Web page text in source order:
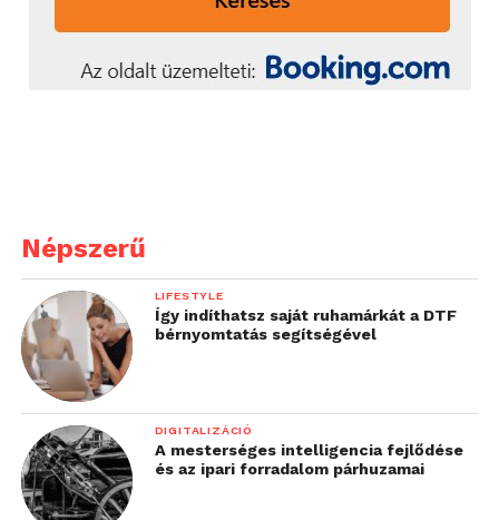
munkavállalók képzése is
kövesse, hogy képesek
legyenek használni a
azt a hét faktort,
amelyek szükségesek a
technológia nyújtotta
előnyök kiaknázásához
és ahhoz, hogy egy
vállalkozás valóban
képes legyen
alkalmazkodni a
Népszerű
LIFESTYLE
Így indíthatsz saját ruhamárkát a DTF
bérnyomtatás segítségével
DIGITALIZÁCIÓ
A mesterséges intelligencia fejlődése
és az ipari forradalom párhuzamai